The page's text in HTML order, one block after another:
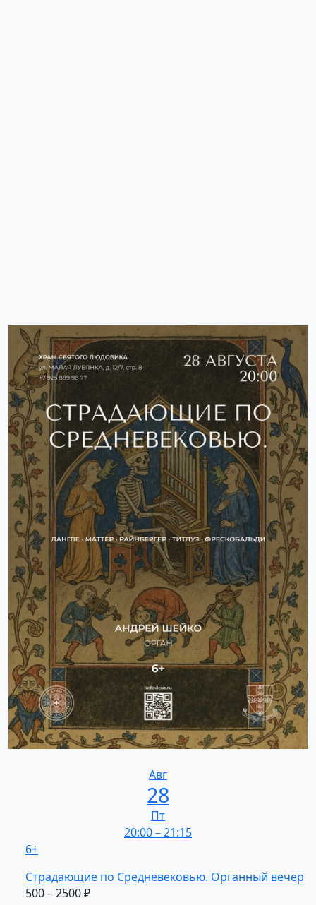
Авг
28
Пт
20:00–21:15
6+
Страдающие по Средневековью. Органный вечер
500 – 2500 ₽